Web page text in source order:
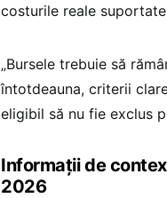
costurile reale
„Bursele trebuie să
întotdeauna, criterii
eligibil să nu fie exclus
Informații de
2026